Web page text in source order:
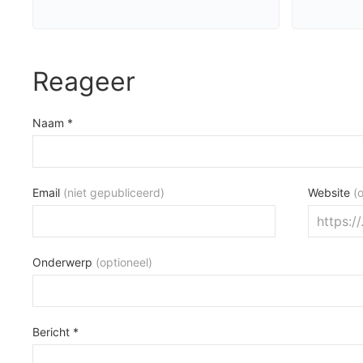
Reageer
Naam *
Email (niet gepubliceerd) Website
Onderwerp (optioneel)
Bericht *